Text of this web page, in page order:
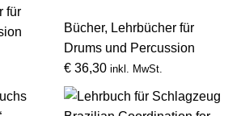
für
Bücher, Lehrbücher für
Drums und Percussion
€ 36,30 inkl. MwSt.